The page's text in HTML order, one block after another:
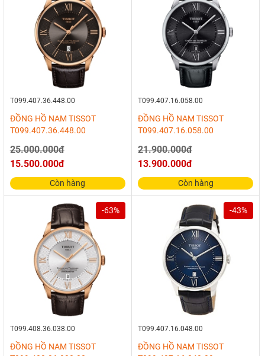
T099.407.36.448.00
ĐỒNG HỒ NAM TISSOT
T099.407.36.448.00
25.000.000đ
15.500.000đ
Còn hàng
T099.407.16.058.00
ĐỒNG HỒ NAM TISSOT
T099.407.16.058.00
21.900.000đ
13.900.000đ
Còn hàng
-63%
T099.408.36.038.00
ĐỒNG HỒ NAM TISSOT
-43%
T099.407.16.048.00
ĐỒNG HỒ NAM TISSOT